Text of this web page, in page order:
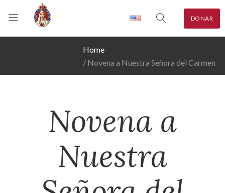
DONAR
Home
Novena a Nuestra Señora del Carmen
Novena a
Nuestra